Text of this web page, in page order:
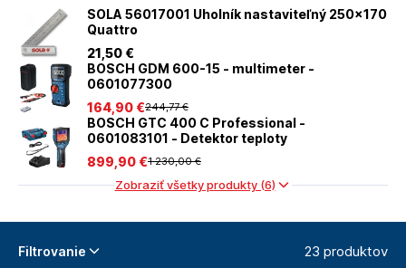
SOLA 56017001 Uholník nastaviteľný 250x170
Quattro
21 ,50 €
BOSCH GDM 600-15 - multimeter -
0601077300
244,77 €
164 ,90 €
BOSCH GTC 400 C Professional -
0601083101 - Detektor teploty
1 230,00 €
899 ,90 €
Zobraziť všetky produkty (6)
Filtrovanie 23 produktov